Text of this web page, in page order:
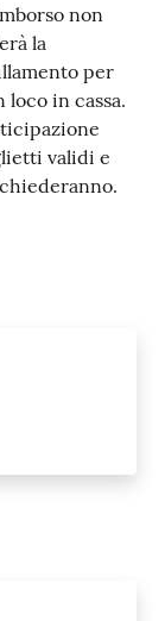
non
la
per
in cassa.
validi e